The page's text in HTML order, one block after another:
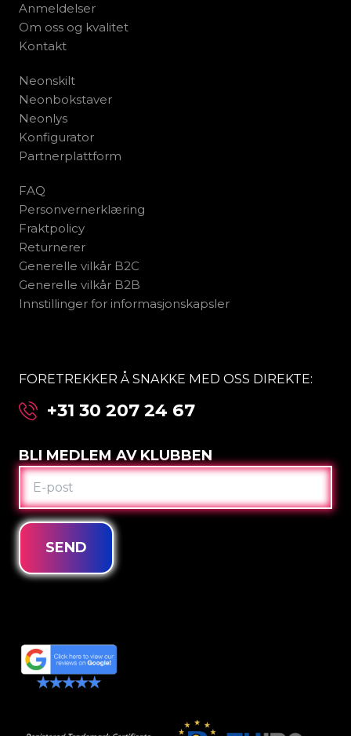
Anmeldelser
Om oss og kvalitet
Kontakt
Neonskilt
Neonbokstaver
Neonlys
Konfigurator
Partnerplattform
FAQ
Personvernerklæring
Fraktpolicy
Returnerer
Generelle vilkår B2C
Generelle vilkår B2B
Innstillinger for informasjonskapsler
FORETREKKER Å SNAKKE MED OSS DIREKTE:
+31 30 207 24 67
BLI MEDLEM AV KLUBBEN
E-
POST
SEND